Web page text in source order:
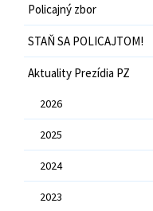
Policajný zbor
STAŇ SA POLICAJTOM!
Aktuality Prezídia PZ
2026
2025
2024
2023